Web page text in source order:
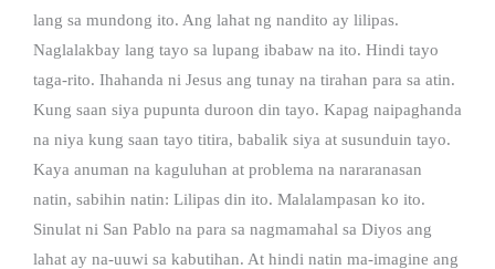
lang sa mundong ito. Ang lahat ng nandito ay lilipas.
Naglalakbay lang tayo sa lupang ibabaw na ito. Hindi tayo
taga-rito. Ihahanda ni Jesus ang tunay na tirahan para sa atin.
Kung saan siya pupunta duroon din tayo. Kapag naipaghanda
na niya kung saan tayo titira, babalik siya at susunduin tayo.
Kaya anuman na kaguluhan at problema na nararanasan
natin, sabihin natin: Lilipas din ito. Malalampasan ko ito.
Sinulat ni San Pablo na para sa nagmamahal sa Diyos ang
lahat ay na-uuwi sa kabutihan. At hindi natin ma-imagine ang